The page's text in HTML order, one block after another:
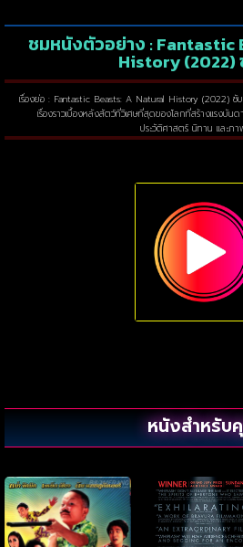
ชมหนังตัวอย่าง : Fantastic
History (2022)
เรื่องย่อ : Fantastic Beasts: A Natural History (2022) ซั
เรื่องราวเบื้องหลังสัตว์ที่วิเศษที่สุดของโลกที่สร้างแรงบันด
ประวัติศาสตร์ นิทาน และภ
หนังสำหรับ